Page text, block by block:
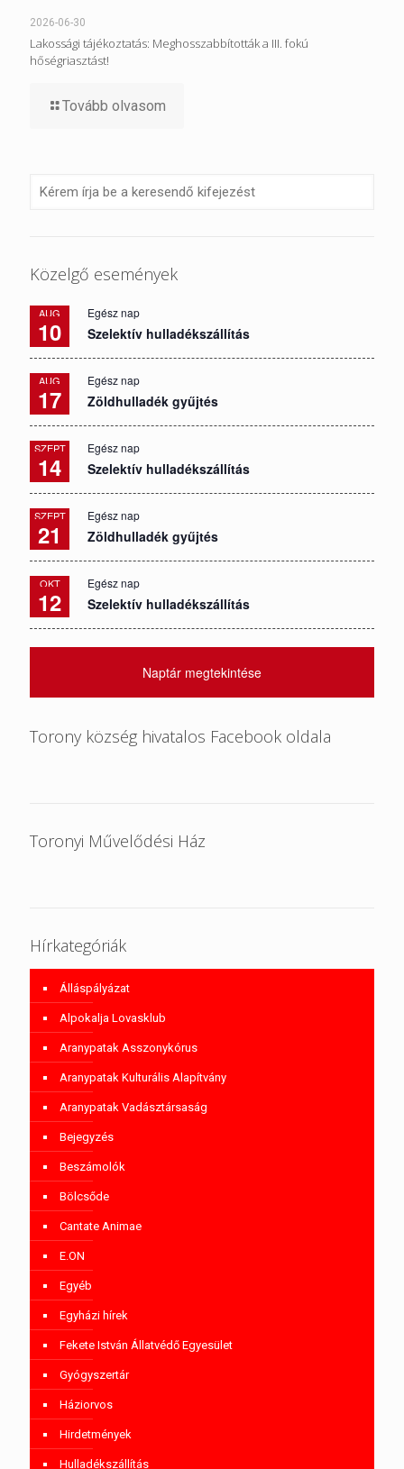
2026-06-30
Lakossági tájékoztatás: Meghosszabbították a III. fokú
hőségriasztást!
Tovább olvasom
Közelgő események
AUG
10
Egész nap
Szelektív hulladékszállítás
AUG
17
Egész nap
Zöldhulladék gyűjtés
SZEPT
14
Egész nap
Szelektív hulladékszállítás
SZEPT
21
Egész nap
Zöldhulladék gyűjtés
OKT
12
Egész nap
Szelektív hulladékszállítás
Naptár megtekintése
Torony község hivatalos Facebook oldala
Toronyi Művelődési Ház
Hírkategóriák
Álláspályázat
Alpokalja Lovasklub
Aranypatak Asszonykórus
Aranypatak Kulturális Alapítvány
Aranypatak Vadásztársaság
Bejegyzés
Beszámolók
Bölcsőde
Cantate Animae
E.ON
Egyéb
Egyházi hírek
Fekete István Állatvédő Egyesület
Gyógyszertár
Háziorvos
Hirdetmények
Hulladékszállítás